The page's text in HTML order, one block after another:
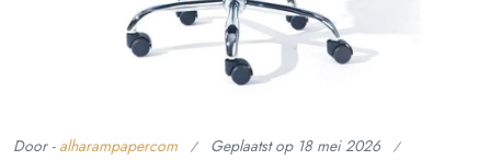
Door - alharampapercom Geplaatst op 18 mei 2026